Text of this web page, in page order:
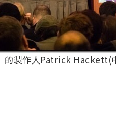
製作人Patrick Hackett(